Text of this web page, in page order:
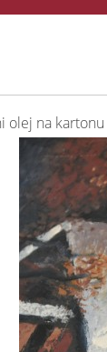
olej na